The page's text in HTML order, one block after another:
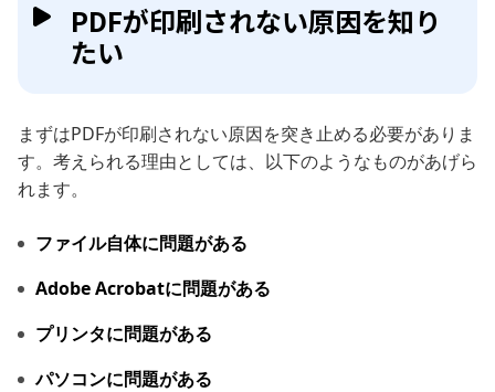
PDFが印刷されない原因を知り
たい
まずはPDFが印刷されない原因を突き止める必要がありま
す。考えられる理由としては、以下のようなものがあげら
れます。
ファイル自体に問題がある
Adobe Acrobatに問題がある
プリンタに問題がある
パソコンに問題がある